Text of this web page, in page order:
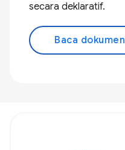
secara deklaratif.
Baca dokumen